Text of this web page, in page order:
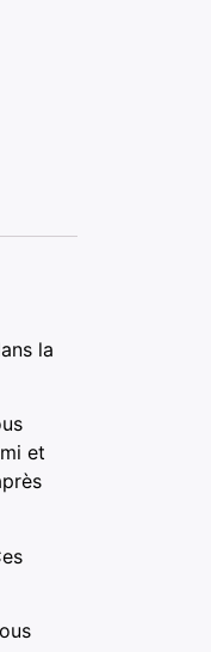
la
et